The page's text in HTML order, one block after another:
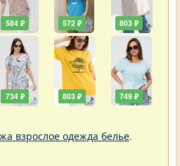
584 ₽
734 ₽
572 ₽
803 ₽
803 ₽
749 ₽
взрослое одежда белье.